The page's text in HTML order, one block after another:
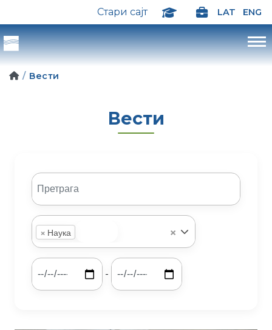
Стари сајт LAT ENG
Вести
Вести
×
× Наука
-